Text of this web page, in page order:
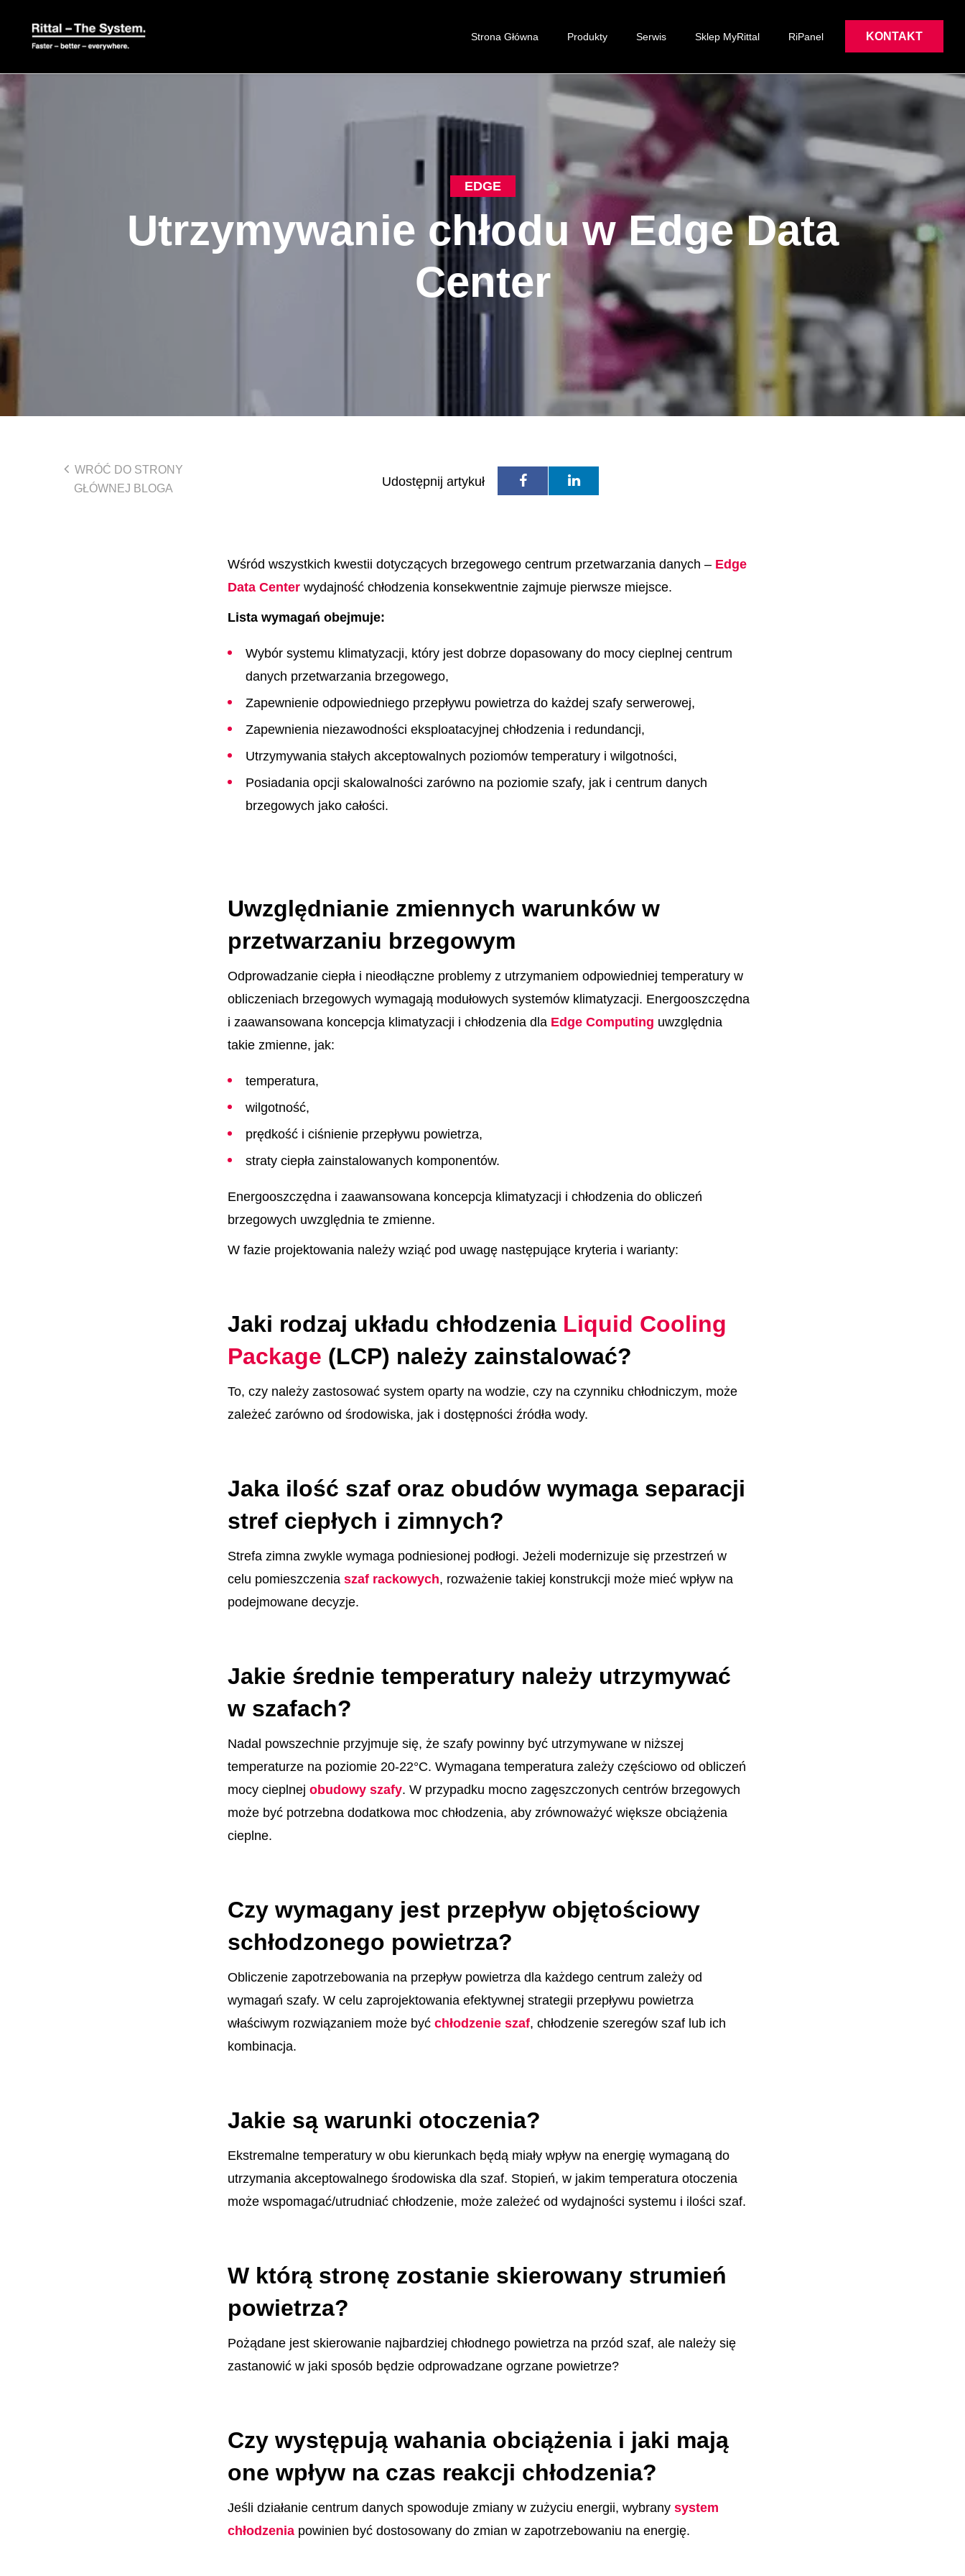
Strona Główna Produkty Serwis Sklep MyRittal RiPanel KONTAKT
EDGE
Utrzymywanie chłodu w Edge Data
Center
WRÓĆ DO STRONY
GŁÓWNEJ BLOGA
Udostępnij artykuł
Wśród wszystkich kwestii dotyczących brzegowego centrum przetwarzania danych – Edge
Data Center wydajność chłodzenia konsekwentnie zajmuje pierwsze miejsce.
Lista wymagań obejmuje:
Wybór systemu klimatyzacji, który jest dobrze dopasowany do mocy cieplnej centrum
danych przetwarzania brzegowego,
Zapewnienie odpowiedniego przepływu powietrza do każdej szafy serwerowej,
Zapewnienia niezawodności eksploatacyjnej chłodzenia i redundancji,
Utrzymywania stałych akceptowalnych poziomów temperatury i wilgotności,
Posiadania opcji skalowalności zarówno na poziomie szafy, jak i centrum danych
brzegowych jako całości.
Uwzględnianie zmiennych warunków w
przetwarzaniu brzegowym
Odprowadzanie ciepła i nieodłączne problemy z utrzymaniem odpowiedniej temperatury w
obliczeniach brzegowych wymagają modułowych systemów klimatyzacji. Energooszczędna
i zaawansowana koncepcja klimatyzacji i chłodzenia dla Edge Computing uwzględnia
takie zmienne, jak:
temperatura,
wilgotność,
prędkość i ciśnienie przepływu powietrza,
straty ciepła zainstalowanych komponentów.
Energooszczędna i zaawansowana koncepcja klimatyzacji i chłodzenia do obliczeń
brzegowych uwzględnia te zmienne.
W fazie projektowania należy wziąć pod uwagę następujące kryteria i warianty:
Jaki rodzaj układu chłodzenia Liquid Cooling
Package (LCP) należy zainstalować?
To, czy należy zastosować system oparty na wodzie, czy na czynniku chłodniczym, może
zależeć zarówno od środowiska, jak i dostępności źródła wody.
Jaka ilość szaf oraz obudów wymaga separacji
stref ciepłych i zimnych?
Strefa zimna zwykle wymaga podniesionej podłogi. Jeżeli modernizuje się przestrzeń w
celu pomieszczenia szaf rackowych, rozważenie takiej konstrukcji może mieć wpływ na
podejmowane decyzje.
Jakie średnie temperatury należy utrzymywać
w szafach?
Nadal powszechnie przyjmuje się, że szafy powinny być utrzymywane w niższej
temperaturze na poziomie 20-22°C. Wymagana temperatura zależy częściowo od obliczeń
mocy cieplnej obudowy szafy. W przypadku mocno zagęszczonych centrów brzegowych
może być potrzebna dodatkowa moc chłodzenia, aby zrównoważyć większe obciążenia
cieplne.
Czy wymagany jest przepływ objętościowy
schłodzonego powietrza?
Obliczenie zapotrzebowania na przepływ powietrza dla każdego centrum zależy od
wymagań szafy. W celu zaprojektowania efektywnej strategii przepływu powietrza
właściwym rozwiązaniem może być chłodzenie szaf, chłodzenie szeregów szaf lub ich
kombinacja.
Jakie są warunki otoczenia?
Ekstremalne temperatury w obu kierunkach będą miały wpływ na energię wymaganą do
utrzymania akceptowalnego środowiska dla szaf. Stopień, w jakim temperatura otoczenia
może wspomagać/utrudniać chłodzenie, może zależeć od wydajności systemu i ilości szaf.
W którą stronę zostanie skierowany strumień
powietrza?
Pożądane jest skierowanie najbardziej chłodnego powietrza na przód szaf, ale należy się
zastanowić w jaki sposób będzie odprowadzane ogrzane powietrze?
Czy występują wahania obciążenia i jaki mają
one wpływ na czas reakcji chłodzenia?
Jeśli działanie centrum danych spowoduje zmiany w zużyciu energii, wybrany system
chłodzenia powinien być dostosowany do zmian w zapotrzebowaniu na energię.